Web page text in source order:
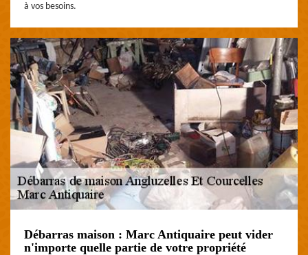
à vos besoins.
Débarras maison : Marc Antiquaire peut vider
n'importe quelle partie de votre propriété